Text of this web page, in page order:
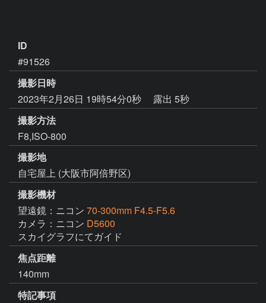
ID
#91526
撮影日時
2023年2月26日 19時54分0秒
露出 5秒
撮影方法
F8,ISO-800
撮影地
自宅屋上 (大阪市阿倍野区)
撮影機材
望遠鏡：ニコン 70-300mm F4.5-F5.6
カメラ：ニコン D5600
スカイグラフにてガイド
焦点距離
140mm
特記事項